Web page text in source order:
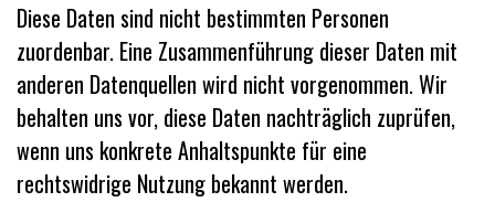
Diese Daten sind nicht bestimmten Personen
zuordenbar. Eine Zusammenführung dieser Daten mit
anderen Datenquellen wird nicht vorgenommen. Wir
behalten uns vor, diese Daten nachträglich zuprüfen,
wenn uns konkrete Anhaltspunkte für eine
rechtswidrige Nutzung bekannt werden.